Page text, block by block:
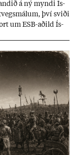
á ný myndi Ís­
því sviði
um ESB-að­ild Ís­